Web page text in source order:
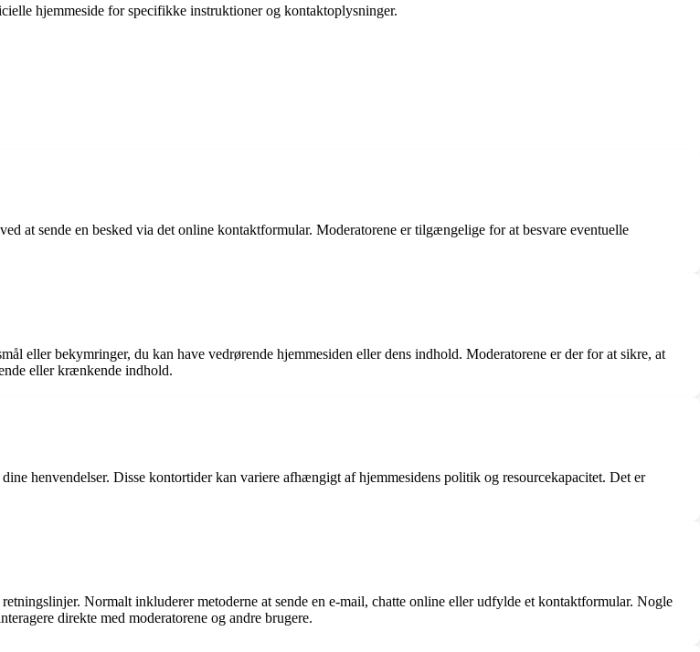
hjemmeside for specifikke instruktioner og kontaktoplysninger.
at sende en besked via det online kontaktformular. Moderatorene er tilgængelige for at besvare eventuelle
eller bekymringer, du kan have vedrørende hjemmesiden eller dens indhold. Moderatorene er der for at sikre, at
eller krænkende indhold.
henvendelser. Disse kontortider kan variere afhængigt af hjemmesidens politik og resourcekapacitet. Det er
Normalt inkluderer metoderne at sende en e-mail, chatte online eller udfylde et kontaktformular. Nogle
direkte med moderatorene og andre brugere.